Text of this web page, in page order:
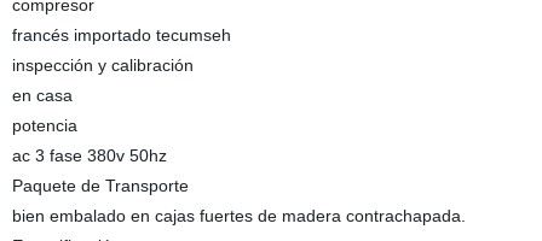
compresor
francés importado tecumseh
inspección y calibración
en casa
potencia
ac 3 fase 380v 50hz
Paquete de Transporte
bien embalado en cajas fuertes de madera contrachapada.